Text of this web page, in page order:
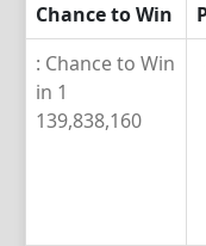
Chance to Win
Chance to Win :
1 in
139,838,160